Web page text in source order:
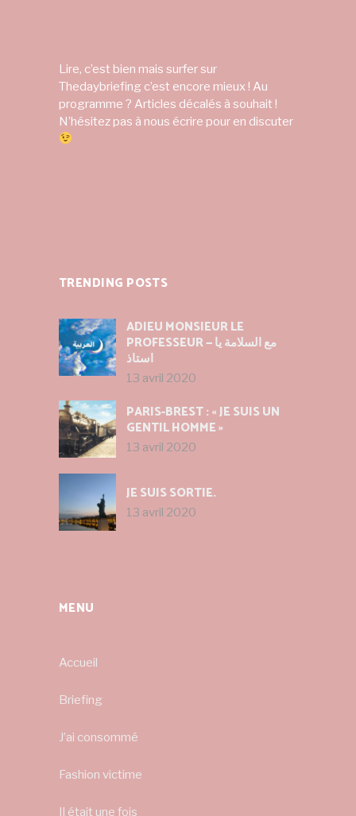
Lire, c’est bien mais surfer sur
Thedaybriefing c’est encore mieux ! Au
programme ? Articles décalés à souhait !
N’hésitez pas à nous écrire pour en discuter
TRENDING POSTS
ADIEU MONSIEUR LE
PROFESSEUR — مع السلامة يا
استاذ
13 avril 2020
PARIS-BREST : « JE SUIS UN
GENTIL HOMME »
13 avril 2020
JE SUIS SORTIE.
13 avril 2020
MENU
Accueil
Briefing
J’ai consommé
Fashion victime
Il était une fois